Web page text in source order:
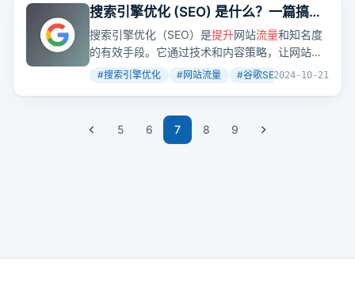
搜索引擎优化 (SEO) 是什么？一篇搞懂
谷歌SEO 基础观念
搜索引擎优化（SEO）是提升网站流量和知名度
的有效手段。它通过技术和内容策略，让网站更
容易被搜索引擎收录并排名靠前。但SEO并非一
#搜索引擎优化 #网站流量 #谷歌SEO +2
2024-10-21
5 6 7 8 9